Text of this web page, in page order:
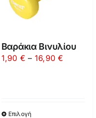
Βαράκια Βινυλίου
1,90 € – 16,90€
Επιλογή